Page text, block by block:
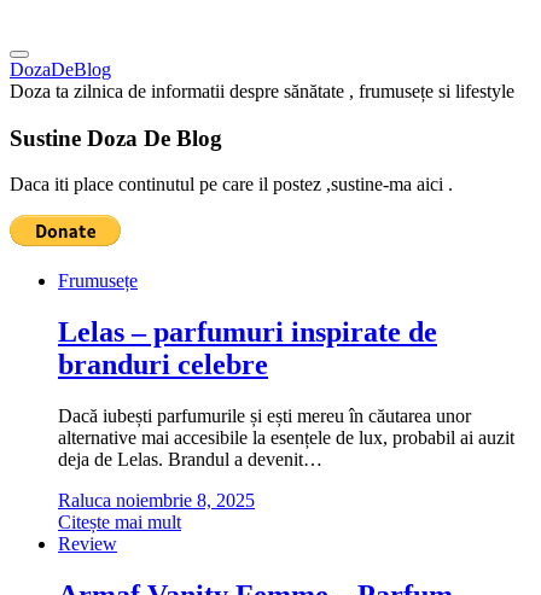
DozaDeBlog
Doza ta zilnica de informatii despre sănătate , frumusețe si lifestyle
Sustine Doza De Blog
Daca iti place continutul pe care il postez ,sustine-ma aici .
Frumusețe
Lelas – parfumuri inspirate de
branduri celebre
Dacă iubești parfumurile și ești mereu în căutarea unor
alternative mai accesibile la esențele de lux, probabil ai auzit
deja de Lelas. Brandul a devenit…
Raluca noiembrie 8, 2025
Citește mai mult
Review